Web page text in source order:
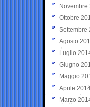
Novembre
Ottobre
Settembre
Agosto
Luglio
Giugno
Maggio
Aprile
Marzo